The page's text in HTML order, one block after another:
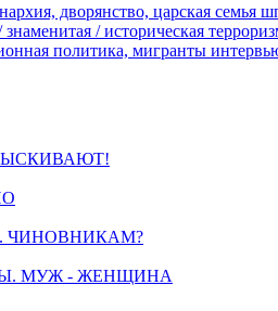
дворянство, царская семья
/ историческая
политика, мигранты
ЧИНОВНИКАМ?
МУЖ - ЖЕНЩИНА